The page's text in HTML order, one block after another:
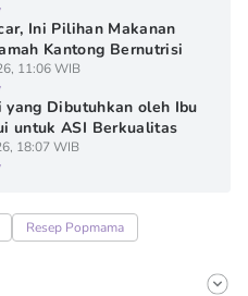
Ini Pilihan Makanan
Kantong Bernutrisi
11:06 WIB
yang Dibutuhkan oleh Ibu
untuk ASI Berkualitas
18:07 WIB
Resep Popmama